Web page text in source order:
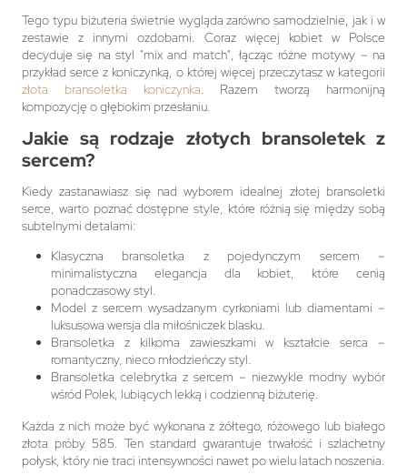
Tego typu biżuteria świetnie wygląda zarówno samodzielnie, jak i w
zestawie z innymi ozdobami. Coraz więcej kobiet w Polsce
decyduje się na styl "mix and match", łącząc różne motywy – na
przykład serce z koniczynką, o której więcej przeczytasz w kategorii
złota bransoletka koniczynka. Razem tworzą harmonijną
kompozycję o głębokim przesłaniu.
Jakie są rodzaje złotych bransoletek z
sercem?
Kiedy zastanawiasz się nad wyborem idealnej złotej bransoletki
serce, warto poznać dostępne style, które różnią się między sobą
subtelnymi detalami:
Klasyczna bransoletka z pojedynczym sercem –
minimalistyczna elegancja dla kobiet, które cenią
ponadczasowy styl.
Model z sercem wysadzanym cyrkoniami lub diamentami –
luksusowa wersja dla miłośniczek blasku.
Bransoletka z kilkoma zawieszkami w kształcie serca –
romantyczny, nieco młodzieńczy styl.
Bransoletka celebrytka z sercem – niezwykle modny wybór
wśród Polek, lubiących lekką i codzienną biżuterię.
Każda z nich może być wykonana z żółtego, różowego lub białego
złota próby 585. Ten standard gwarantuje trwałość i szlachetny
połysk, który nie traci intensywności nawet po wielu latach noszenia.